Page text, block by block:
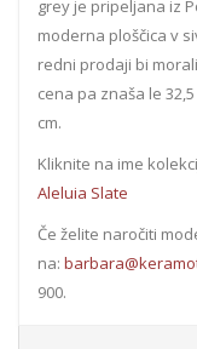
grey je pripeljana iz
moderna ploščica v
redni prodaji bi
cena pa znaša le
cm.
Kliknite na ime
Aleluia Slate
Če želite naročiti
na:
900.